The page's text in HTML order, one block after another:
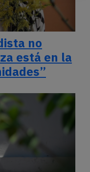
no
está en la